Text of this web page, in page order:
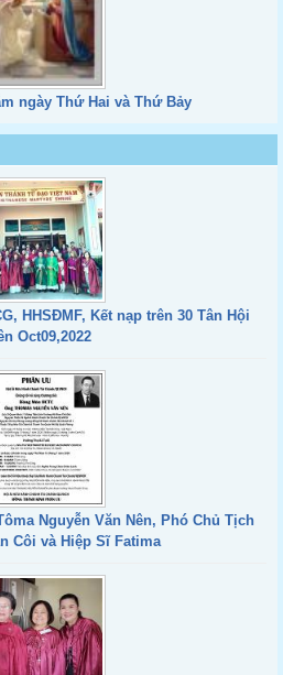
ngày Thứ Hai và Thứ Bảy
HHSĐMF, Kết nạp trên 30 Tân Hội
Oct09,2022
Nguyễn Văn Nên, Phó Chủ Tịch
Côi và Hiệp Sĩ Fatima